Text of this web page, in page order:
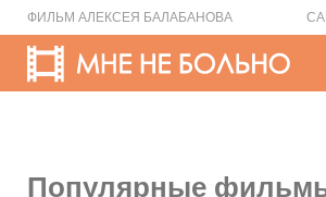
ФИЛЬМ АЛЕКСЕЯ БАЛАБАНОВА
Популярные